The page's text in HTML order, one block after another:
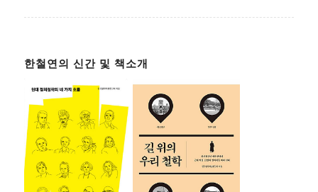
한철연의 신간 및 책소개